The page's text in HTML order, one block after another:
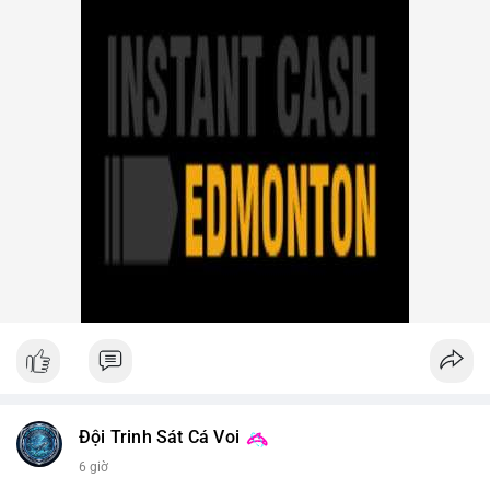
tượng. Trump Media hủy thỏa thuận kho dự trữ CRO trị giá
nhiều tỷ USD, khiến CRO giảm mạnh.
- Tổ chức & Công nghệ: Bybit khởi kiện Triều Tiên và Lazarus
Group vụ hack 1,5 tỷ USD, đã nhận lệnh đóng băng tài sản.
Circle mở rộng USDC lên OKX qua X Layer. BitGo IPO thành
công ở mức 18 USD/cổ phiếu, định giá 2 tỷ USD.
Nhà đầu tư nên theo dõi sát dòng tiền cá voi khi xuất hiện
nhiều giao dịch lớn (từ 4 BTC đến 210 BTC) trong ngày, ưu tiên
Xem chi tiết các bài viết đầy đủ tại dòng thời gian của Vlike.vn!
#ofacsanctions
Đội Trinh Sát Cá Voi
6 giờ